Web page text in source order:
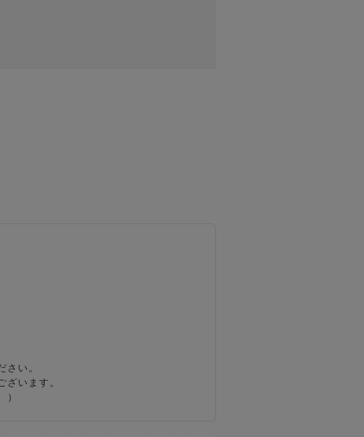
い。
います。
）